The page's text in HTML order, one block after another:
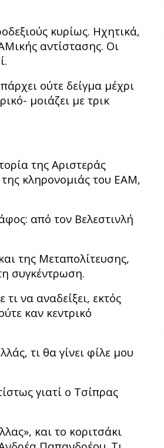
κυρίως. Ηχητικά,
αντίστασης. Οι
ούτε δείγμα μέχρι
μοιάζει με τρικ
της Αριστεράς
κληρονομιάς του ΕΑΜ,
από τον Βελεστινλή
της Μεταπολίτευσης,
συγκέντρωση.
να αναδείξει, εκτός
καν κεντρικό
τι θα γίνει φίλε μου
γιατί ο Τσίπρας
και το κοριτσάκι